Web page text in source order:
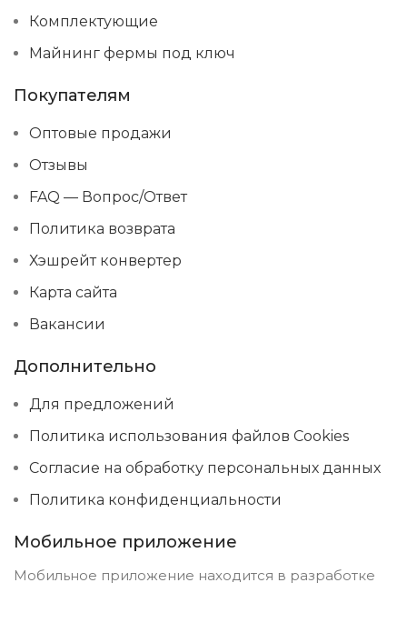
Комплектующие
Майнинг фермы под ключ
Покупателям
Оптовые продажи
Отзывы
FAQ — Вопрос/Ответ
Политика возврата
Хэшрейт конвертер
Карта сайта
Вакансии
Дополнительно
Для предложений
Политика использования файлов Cookies
Согласие на обработку персональных данных
Политика конфиденциальности
Мобильное приложение
Мобильное приложение находится в разработке